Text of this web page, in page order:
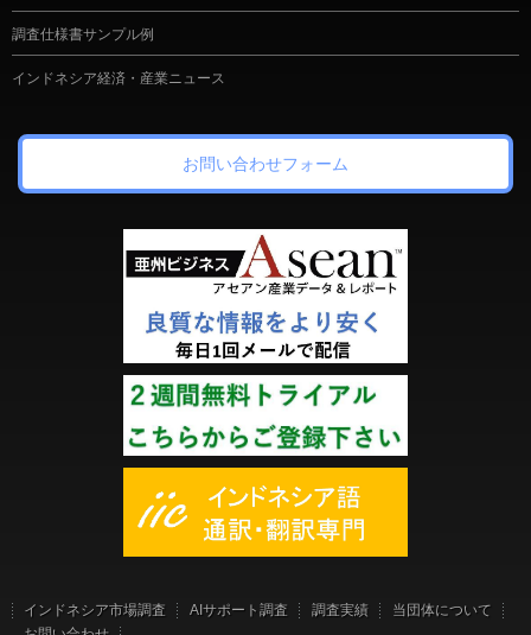
調査仕様書サンプル例
インドネシア経済・産業ニュース
お問い合わせフォーム
インドネシア市場調査 AIサポート調査 調査実績
当団体について